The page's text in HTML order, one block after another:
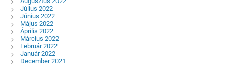
Július 2022
Június 2022
Május 2022
Április 2022
Március 2022
Február 2022
Január 2022
December 2021